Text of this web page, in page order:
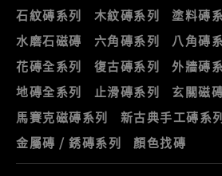
石紋磚系列
木紋磚系列 塗料磚
水磨石磁磚
六角磚系列 八角磚
花磚全系列
復古磚系列 外牆磚
地磚全系列
止滑磚系列
玄關磁
馬賽克磁磚系列
新古典手工磚系
金屬磚 / 銹磚系列
顏色找磚